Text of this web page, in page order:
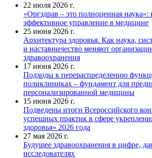
22 июля 2026 г.
«Оргздрав – это полноценная наука»:
эффективное управление в медицине
25 июня 2026 г.
Архитектура здоровья. Как наука,
и наставничество меняют
здравоохранения
17 июня 2026 г.
Подходы к перераспределению
поликлиниках – фундамент для
персонализированной медицины
15 июня 2026 г.
Подведены итоги Всероссийского
успешных практик в сфере
здоровья» 2026 года
27 мая 2026 г.
Будущее здравоохранения в цифре,
исследователях